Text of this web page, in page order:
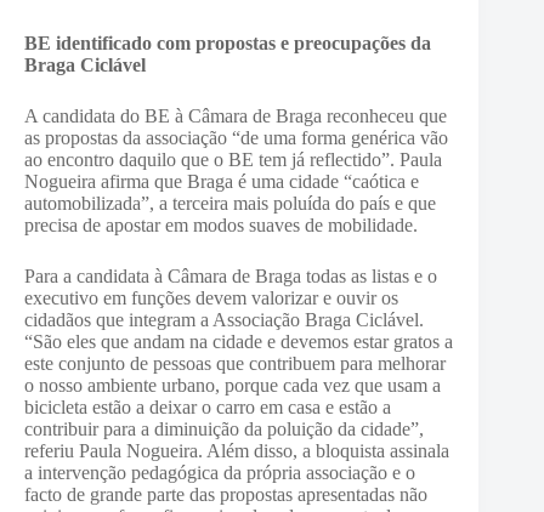
BE identificado com propostas e preocupações da
Braga Ciclável
A candidata do BE à Câmara de Braga reconheceu que
as propostas da associação “de uma forma genérica vão
ao encontro daquilo que o BE tem já reflectido”. Paula
Nogueira afirma que Braga é uma cidade “caótica e
automobilizada”, a terceira mais poluída do país e que
precisa de apostar em modos suaves de mobilidade.
Para a candidata à Câmara de Braga todas as listas e o
executivo em funções devem valorizar e ouvir os
cidadãos que integram a Associação Braga Ciclável.
“São eles que andam na cidade e devemos estar gratos a
este conjunto de pessoas que contribuem para melhorar
o nosso ambiente urbano, porque cada vez que usam a
bicicleta estão a deixar o carro em casa e estão a
contribuir para a diminuição da poluição da cidade”,
referiu Paula Nogueira. Além disso, a bloquista assinala
a intervenção pedagógica da própria associação e o
facto de grande parte das propostas apresentadas não